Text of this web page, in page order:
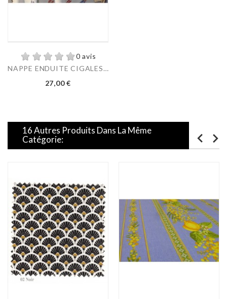
0 avis
NAPPE ENDUITE CIGALES LIN
Prix
27,00 €
16 Autres Produits Dans La Même
Catégorie: